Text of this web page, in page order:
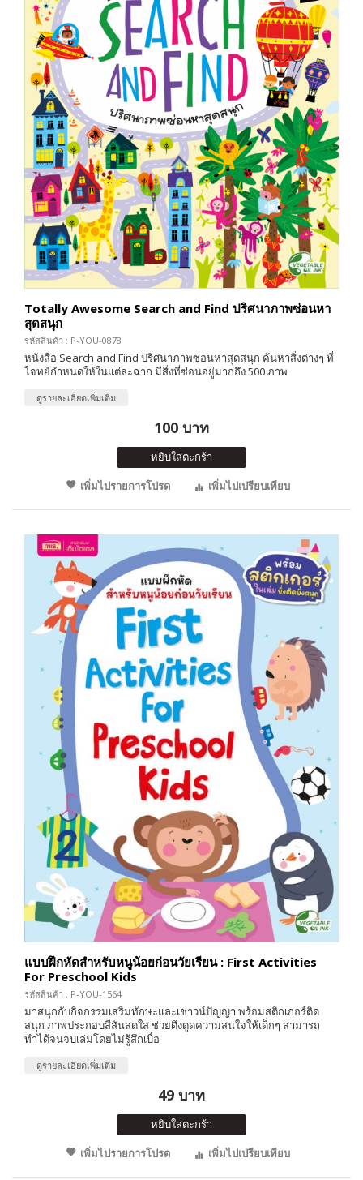
Totally Awesome Search and Find ปริศนาภาพซ่อนหา
สุดสนุก
รหัสสินค้า : P-YOU-0878
หนังสือ Search and Find ปริศนาภาพซ่อนหาสุดสนุก ค้นหาสิ่งต่างๆ ที่
โจทย์กำหนดให้ในแต่ละฉาก มีสิ่งที่ซ่อนอยู่มากถึง 500 ภาพ
ดูรายละเอียดเพิ่มเติม
100 บาท
หยิบใส่ตะกร้า
เพิ่มไปรายการโปรด
เพิ่มไปเปรียบเทียบ
แบบฝึกหัดสำหรับหนูน้อยก่อนวัยเรียน : First Activities
For Preschool Kids
รหัสสินค้า : P-YOU-1564
มาสนุกกับกิจกรรมเสริมทักษะและเชาวน์ปัญญา พร้อมสติกเกอร์ติด
สนุก ภาพประกอบสีสันสดใส ช่วยดึงดูดความสนใจให้เด็กๆ สามารถ
ทำได้จนจบเล่มโดยไม่รู้สึกเบื่อ
ดูรายละเอียดเพิ่มเติม
49 บาท
หยิบใส่ตะกร้า
เพิ่มไปรายการโปรด
เพิ่มไปเปรียบเทียบ